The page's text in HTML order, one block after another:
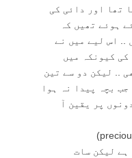
تھا اور دائی کی
ہوئے تھیں کہ
.. اس لیے میں نے
کی کیونکہ میں
.. لیکن دو سے تین
بچہ پیدا نہ ہوا
پر یقین آ
ہے لیکن سات